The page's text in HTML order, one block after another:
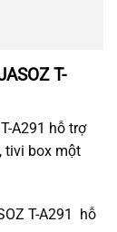
T-
A291 hỗ trợ
tivi box một
T-A291 hỗ